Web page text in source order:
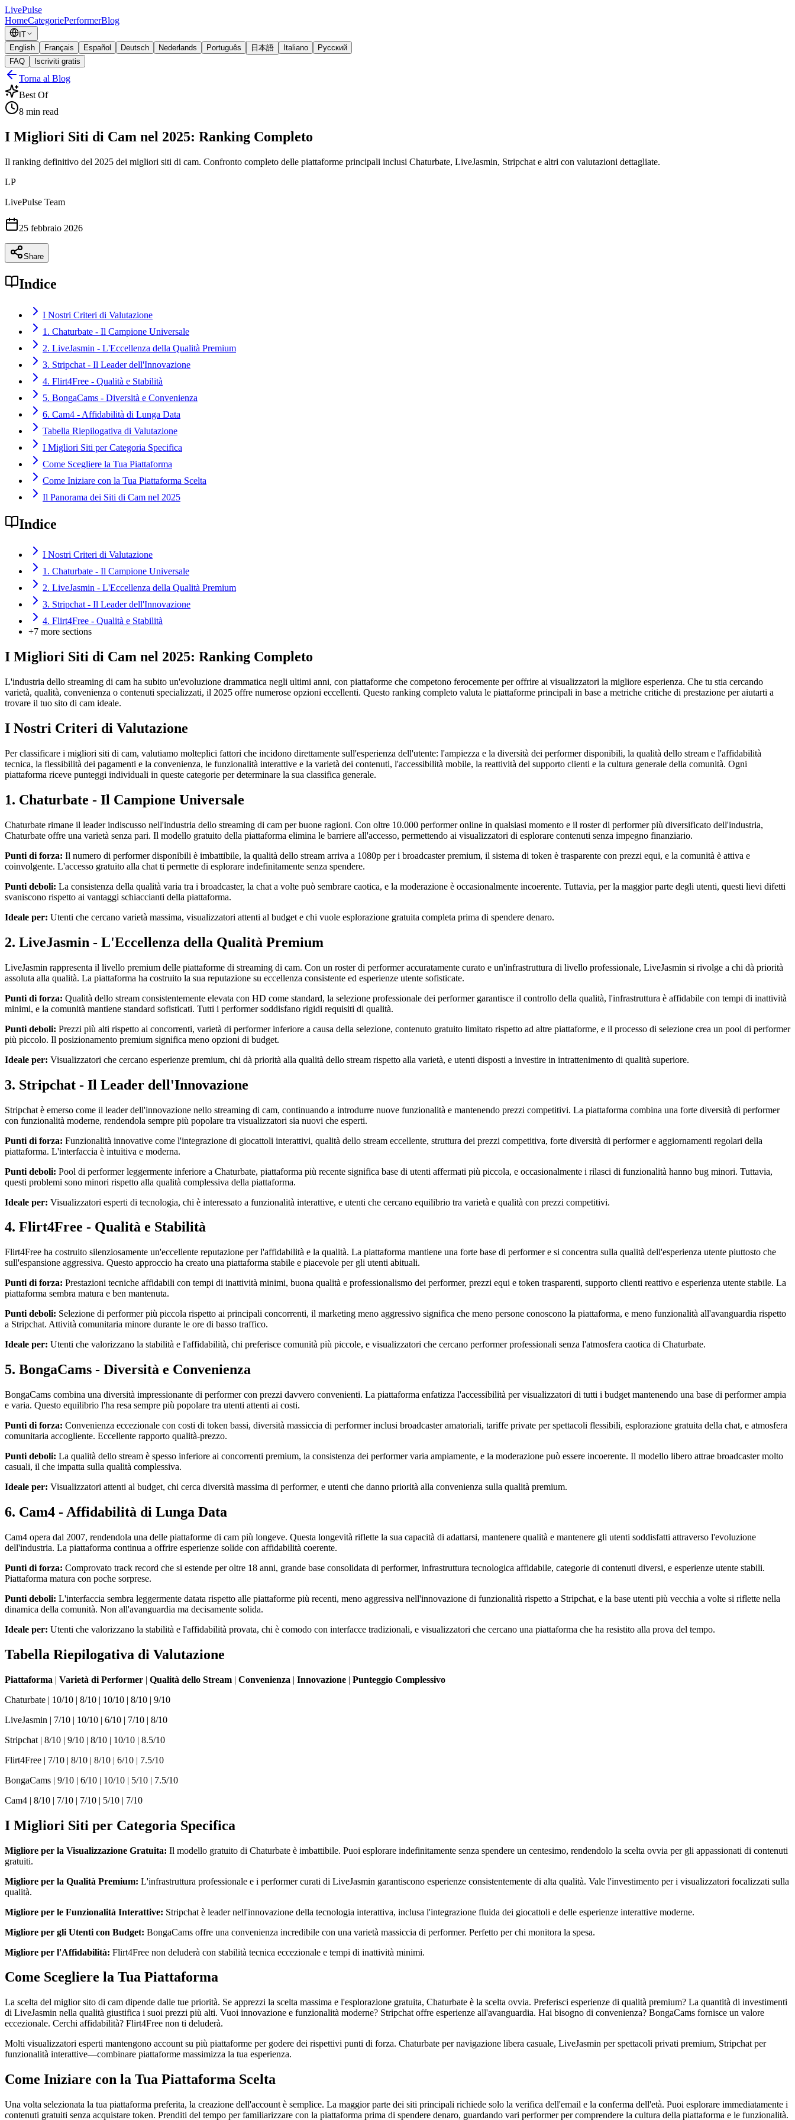
LivePulse
HomeCategoriePerformerBlog
IT
English
Français Español Deutsch Nederlands Português 日本語 Italiano
Русский
FAQ
Iscriviti gratis
Torna al Blog
Best Of
8 min read
I Migliori Siti di Cam nel 2025: Ranking Completo
Il ranking definitivo del 2025 dei migliori siti di cam. Confronto completo delle piattaforme principali inclusi Chaturbate, LiveJasmin, Stripchat e altri con valutazioni dettagliate.
LP
LivePulse Team
25 febbraio 2026
Share
Indice
I Nostri Criteri di Valutazione
1. Chaturbate - Il Campione Universale
2. LiveJasmin - L'Eccellenza della Qualità Premium
3. Stripchat - Il Leader dell'Innovazione
4. Flirt4Free - Qualità e Stabilità
5. BongaCams - Diversità e Convenienza
6. Cam4 - Affidabilità di Lunga Data
Tabella Riepilogativa di Valutazione
I Migliori Siti per Categoria Specifica
Come Scegliere la Tua Piattaforma
Come Iniziare con la Tua Piattaforma Scelta
Il Panorama dei Siti di Cam nel 2025
Indice
I Nostri Criteri di Valutazione
1. Chaturbate - Il Campione Universale
2. LiveJasmin - L'Eccellenza della Qualità Premium
3. Stripchat - Il Leader dell'Innovazione
4. Flirt4Free - Qualità e Stabilità
+7 more sections
I Migliori Siti di Cam nel 2025: Ranking Completo
L'industria dello streaming di cam ha subito un'evoluzione drammatica negli ultimi anni, con piattaforme che competono ferocemente per offrire ai visualizzatori la migliore esperienza. Che tu stia cercando
varietà, qualità, convenienza o contenuti specializzati, il 2025 offre numerose opzioni eccellenti. Questo ranking completo valuta le piattaforme principali in base a metriche critiche di prestazione per aiutarti a
trovare il tuo sito di cam ideale.
I Nostri Criteri di Valutazione
Per classificare i migliori siti di cam, valutiamo molteplici fattori che incidono direttamente sull'esperienza dell'utente: l'ampiezza e la diversità dei performer disponibili, la qualità dello stream e l'affidabilità
tecnica, la flessibilità dei pagamenti e la convenienza, le funzionalità interattive e la varietà dei contenuti, l'accessibilità mobile, la reattività del supporto clienti e la cultura generale della comunità. Ogni
piattaforma riceve punteggi individuali in queste categorie per determinare la sua classifica generale.
1. Chaturbate - Il Campione Universale
Chaturbate rimane il leader indiscusso nell'industria dello streaming di cam per buone ragioni. Con oltre 10.000 performer online in qualsiasi momento e il roster di performer più diversificato dell'industria,
Chaturbate offre una varietà senza pari. Il modello gratuito della piattaforma elimina le barriere all'accesso, permettendo ai visualizzatori di esplorare contenuti senza impegno finanziario.
Punti di forza: Il numero di performer disponibili è imbattibile, la qualità dello stream arriva a 1080p per i broadcaster premium, il sistema di token è trasparente con prezzi equi, e la comunità è attiva e
coinvolgente. L'accesso gratuito alla chat ti permette di esplorare indefinitamente senza spendere.
Punti deboli: La consistenza della qualità varia tra i broadcaster, la chat a volte può sembrare caotica, e la moderazione è occasionalmente incoerente. Tuttavia, per la maggior parte degli utenti, questi lievi difetti
svaniscono rispetto ai vantaggi schiaccianti della piattaforma.
Ideale per: Utenti che cercano varietà massima, visualizzatori attenti al budget e chi vuole esplorazione gratuita completa prima di spendere denaro.
2. LiveJasmin - L'Eccellenza della Qualità Premium
LiveJasmin rappresenta il livello premium delle piattaforme di streaming di cam. Con un roster di performer accuratamente curato e un'infrastruttura di livello professionale, LiveJasmin si rivolge a chi dà priorità
assoluta alla qualità. La piattaforma ha costruito la sua reputazione su eccellenza consistente ed esperienze utente sofisticate.
Punti di forza: Qualità dello stream consistentemente elevata con HD come standard, la selezione professionale dei performer garantisce il controllo della qualità, l'infrastruttura è affidabile con tempi di inattività
minimi, e la comunità mantiene standard sofisticati. Tutti i performer soddisfano rigidi requisiti di qualità.
Punti deboli: Prezzi più alti rispetto ai concorrenti, varietà di performer inferiore a causa della selezione, contenuto gratuito limitato rispetto ad altre piattaforme, e il processo di selezione crea un pool di performer
più piccolo. Il posizionamento premium significa meno opzioni di budget.
Ideale per: Visualizzatori che cercano esperienze premium, chi dà priorità alla qualità dello stream rispetto alla varietà, e utenti disposti a investire in intrattenimento di qualità superiore.
3. Stripchat - Il Leader dell'Innovazione
Stripchat è emerso come il leader dell'innovazione nello streaming di cam, continuando a introdurre nuove funzionalità e mantenendo prezzi competitivi. La piattaforma combina una forte diversità di performer
con funzionalità moderne, rendendola sempre più popolare tra visualizzatori sia nuovi che esperti.
Punti di forza: Funzionalità innovative come l'integrazione di giocattoli interattivi, qualità dello stream eccellente, struttura dei prezzi competitiva, forte diversità di performer e aggiornamenti regolari della
piattaforma. L'interfaccia è intuitiva e moderna.
Punti deboli: Pool di performer leggermente inferiore a Chaturbate, piattaforma più recente significa base di utenti affermati più piccola, e occasionalmente i rilasci di funzionalità hanno bug minori. Tuttavia,
questi problemi sono minori rispetto alla qualità complessiva della piattaforma.
Ideale per: Visualizzatori esperti di tecnologia, chi è interessato a funzionalità interattive, e utenti che cercano equilibrio tra varietà e qualità con prezzi competitivi.
4. Flirt4Free - Qualità e Stabilità
Flirt4Free ha costruito silenziosamente un'eccellente reputazione per l'affidabilità e la qualità. La piattaforma mantiene una forte base di performer e si concentra sulla qualità dell'esperienza utente piuttosto che
sull'espansione aggressiva. Questo approccio ha creato una piattaforma stabile e piacevole per gli utenti abituali.
Punti di forza: Prestazioni tecniche affidabili con tempi di inattività minimi, buona qualità e professionalismo dei performer, prezzi equi e token trasparenti, supporto clienti reattivo e esperienza utente stabile. La
piattaforma sembra matura e ben mantenuta.
Punti deboli: Selezione di performer più piccola rispetto ai principali concorrenti, il marketing meno aggressivo significa che meno persone conoscono la piattaforma, e meno funzionalità all'avanguardia rispetto
a Stripchat. Attività comunitaria minore durante le ore di basso traffico.
Ideale per: Utenti che valorizzano la stabilità e l'affidabilità, chi preferisce comunità più piccole, e visualizzatori che cercano performer professionali senza l'atmosfera caotica di Chaturbate.
5. BongaCams - Diversità e Convenienza
BongaCams combina una diversità impressionante di performer con prezzi davvero convenienti. La piattaforma enfatizza l'accessibilità per visualizzatori di tutti i budget mantenendo una base di performer ampia
e varia. Questo equilibrio l'ha resa sempre più popolare tra utenti attenti ai costi.
Punti di forza: Convenienza eccezionale con costi di token bassi, diversità massiccia di performer inclusi broadcaster amatoriali, tariffe private per spettacoli flessibili, esplorazione gratuita della chat, e atmosfera
comunitaria accogliente. Eccellente rapporto qualità-prezzo.
Punti deboli: La qualità dello stream è spesso inferiore ai concorrenti premium, la consistenza dei performer varia ampiamente, e la moderazione può essere incoerente. Il modello libero attrae broadcaster molto
casuali, il che impatta sulla qualità complessiva.
Ideale per: Visualizzatori attenti al budget, chi cerca diversità massima di performer, e utenti che danno priorità alla convenienza sulla qualità premium.
6. Cam4 - Affidabilità di Lunga Data
Cam4 opera dal 2007, rendendola una delle piattaforme di cam più longeve. Questa longevità riflette la sua capacità di adattarsi, mantenere qualità e mantenere gli utenti soddisfatti attraverso l'evoluzione
dell'industria. La piattaforma continua a offrire esperienze solide con affidabilità coerente.
Punti di forza: Comprovato track record che si estende per oltre 18 anni, grande base consolidata di performer, infrastruttura tecnologica affidabile, categorie di contenuti diversi, e esperienze utente stabili.
Piattaforma matura con poche sorprese.
Punti deboli: L'interfaccia sembra leggermente datata rispetto alle piattaforme più recenti, meno aggressiva nell'innovazione di funzionalità rispetto a Stripchat, e la base utenti più vecchia a volte si riflette nella
dinamica della comunità. Non all'avanguardia ma decisamente solida.
Ideale per: Utenti che valorizzano la stabilità e l'affidabilità provata, chi è comodo con interfacce tradizionali, e visualizzatori che cercano una piattaforma che ha resistito alla prova del tempo.
Tabella Riepilogativa di Valutazione
Piattaforma | Varietà di Performer | Qualità dello Stream | Convenienza | Innovazione | Punteggio Complessivo
Chaturbate | 10/10 | 8/10 | 10/10 | 8/10 | 9/10
LiveJasmin | 7/10 | 10/10 | 6/10 | 7/10 | 8/10
Stripchat | 8/10 | 9/10 | 8/10 | 10/10 | 8.5/10
Flirt4Free | 7/10 | 8/10 | 8/10 | 6/10 | 7.5/10
BongaCams | 9/10 | 6/10 | 10/10 | 5/10 | 7.5/10
Cam4 | 8/10 | 7/10 | 7/10 | 5/10 | 7/10
I Migliori Siti per Categoria Specifica
Migliore per la Visualizzazione Gratuita: Il modello gratuito di Chaturbate è imbattibile. Puoi esplorare indefinitamente senza spendere un centesimo, rendendolo la scelta ovvia per gli appassionati di contenuti
gratuiti.
Migliore per la Qualità Premium: L'infrastruttura professionale e i performer curati di LiveJasmin garantiscono esperienze consistentemente di alta qualità. Vale l'investimento per i visualizzatori focalizzati sulla
qualità.
Migliore per le Funzionalità Interattive: Stripchat è leader nell'innovazione della tecnologia interattiva, inclusa l'integrazione fluida dei giocattoli e delle esperienze interattive moderne.
Migliore per gli Utenti con Budget: BongaCams offre una convenienza incredibile con una varietà massiccia di performer. Perfetto per chi monitora la spesa.
Migliore per l'Affidabilità: Flirt4Free non deluderà con stabilità tecnica eccezionale e tempi di inattività minimi.
Come Scegliere la Tua Piattaforma
La scelta del miglior sito di cam dipende dalle tue priorità. Se apprezzi la scelta massima e l'esplorazione gratuita, Chaturbate è la scelta ovvia. Preferisci esperienze di qualità premium? La quantità di investimenti
di LiveJasmin nella qualità giustifica i suoi prezzi più alti. Vuoi innovazione e funzionalità moderne? Stripchat offre esperienze all'avanguardia. Hai bisogno di convenienza? BongaCams fornisce un valore
eccezionale. Cerchi affidabilità? Flirt4Free non ti deluderà.
Molti visualizzatori esperti mantengono account su più piattaforme per godere dei rispettivi punti di forza. Chaturbate per navigazione libera casuale, LiveJasmin per spettacoli privati premium, Stripchat per
funzionalità interattive—combinare piattaforme massimizza la tua esperienza.
Come Iniziare con la Tua Piattaforma Scelta
Una volta selezionata la tua piattaforma preferita, la creazione dell'account è semplice. La maggior parte dei siti principali richiede solo la verifica dell'email e la conferma dell'età. Puoi esplorare immediatamente i
contenuti gratuiti senza acquistare token. Prenditi del tempo per familiarizzare con la piattaforma prima di spendere denaro, guardando vari performer per comprendere la cultura della piattaforma e le funzionalità.